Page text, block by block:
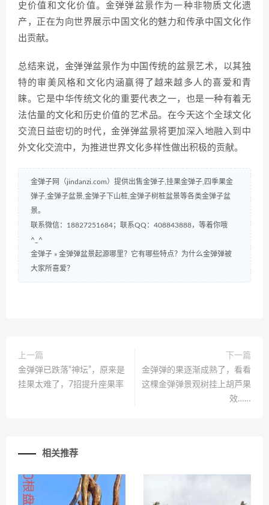
史价值和文化价值。金弹弹盆景作为一种非物质文化遗
产，正在为向世界展示中国文化的魅力和传承中国文化作
出贡献。
总结来说，金弹弹盆景作为中国传统的盆景艺术，以其独
特的审美风格和文化内涵赢得了越来越多人的喜爱和青
睐。它是中华传统文化的重要代表之一，也是一种有着无
法估量的文化和历史价值的艺术品。在今天这个全球文化
交流日益密切的时代，金弹弹盆景将更加深入地融入到中
外文化交流中，为推进世界文化多样性做出积极的贡献。
金弹子网（jindanzi.com）提供出售金弹子,挂果金弹子,四季果金
弹子,金弹子盆景,金弹子下山桩,金弹子树桩盆景等各类金弹子盆
景。
联系微信：18827251684；联系QQ：408843888，等着你哦
^_^
金弹子 » 金弹弹盆景起源哪里？它有哪些特点？为什么金弹弹被
大家所喜爱？
上一篇
金弹弹已跌落“神坛”，原来是
挂果太难了，7招提升座果率
下一篇
金弹弹的果逐渐成熟了，看看
这棵金弹弹景观树挂上胡芦果
效……
相关推荐